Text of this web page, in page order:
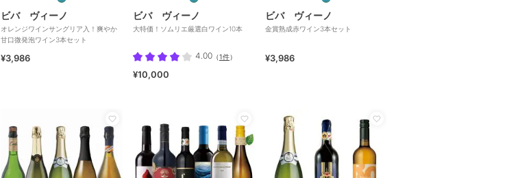
ビバ ヴィーノ
オレンジワインサングリア入！爽やか
甘口微発泡ワイン3本セット
¥3,986
ビバ ヴィーノ
大特価！ソムリエ厳選白ワイン10本
4.00 （1件）
¥10,000
ビバ ヴィーノ
金賞熟成赤ワイン3本セット
¥3,986